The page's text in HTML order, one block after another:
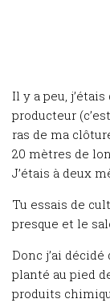
Il y a peu,
producteur
ras de ma
20 mètres de
J’étais à deux
Tu essais de
presque et le
Donc j’ai
planté au pied
produits